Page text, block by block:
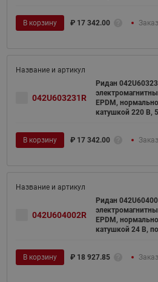
В корзину ₽ 17 342.00
042U603231R
Ридан
EPDM,
катушкой 220 В,
В корзину ₽ 17 342.00
042U604002R
Ридан
EPDM,
катушкой 24 В,
В корзину ₽ 18 927.85